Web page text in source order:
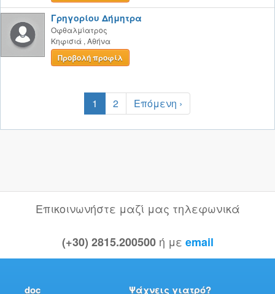
Γρηγορίου Δήμητρα
Οφθαλμίατρος
Κηφισιά , Αθήνα
Προβολή προφίλ
1 2 Επόμενη ›
Επικοινωνήστε μαζί μας τηλεφωνικά
(+30) 2815.200500 ή με email
doc Ψάχνεις γιατρό?